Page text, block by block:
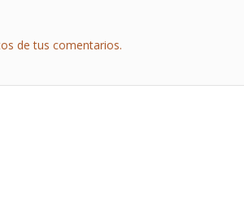
de tus comentarios.